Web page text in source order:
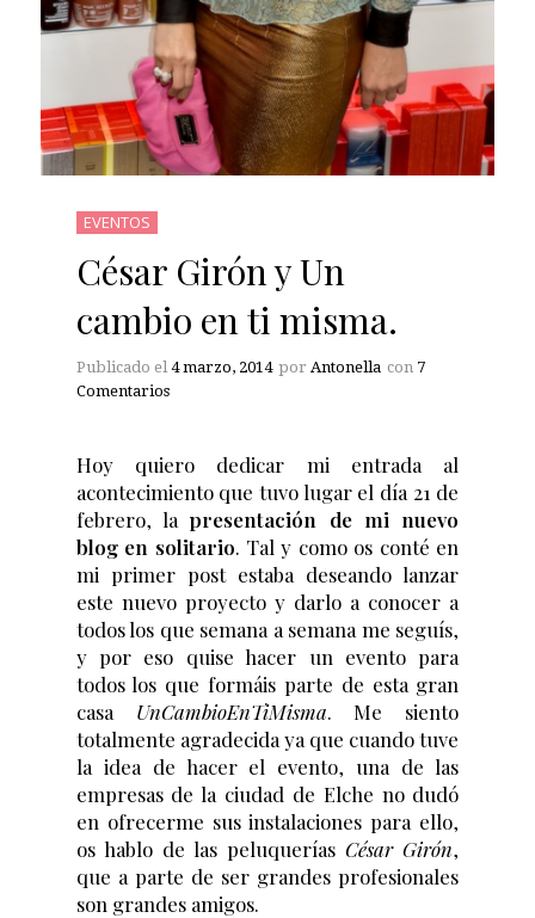
EVENTOS
César Girón y Un
cambio en ti misma.
Publicado el 4 marzo, 2014 por Antonella con 7
Comentarios
Hoy quiero dedicar mi entrada al
acontecimiento que tuvo lugar el día 21 de
febrero, lapresentación de mi nuevo
blog en solitario. Tal y como os conté en
mi primer post estaba deseando lanzar
este nuevo proyecto y darlo a conocer a
todos los que semana a semana me seguís,
y por eso quise hacer un evento para
todos los que formáis parte de esta gran
casa UnCambioEnTiMisma. Me siento
totalmente agradecida ya que cuando tuve
la idea de hacer el evento, una de las
empresas de la ciudad de Elche no dudó
en ofrecerme sus instalaciones para ello,
os hablo de las peluqueríasCésar Girón,
que a parte de ser grandes profesionales
son grandes amigos.